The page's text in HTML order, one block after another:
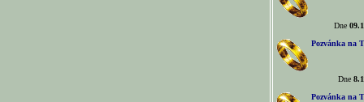
Dne
Pozvánka na
Dne
Pozvánka na